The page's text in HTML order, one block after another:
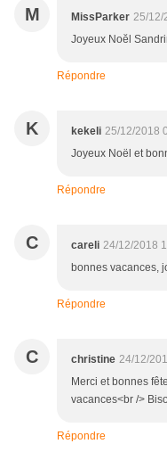
M MissParker 25/12/
Joyeux Noĕl
Répondre
K kekeli 25/12/2018
Joyeux Noël et
Répondre
C careli 24/12/2018
bonnes vacances,
Répondre
C christine 24/12/
Merci et bonnes
vacances<br />
Répondre